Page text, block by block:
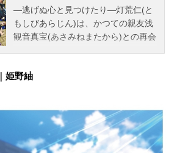
―逃げぬ心と見つけたり―灯荒仁(と
もしびあらじん)は、かつての親友浅
観音真宝(あさみねまたから)との再会
魔人の影が現れ…？！ 監督・内海
作・MAPPAが送る、ヤンキー×千夜
一夜物語！作品名ぶっちぎり?!放送
形態TVアニメスケジュール2024年1
｜姫野紬